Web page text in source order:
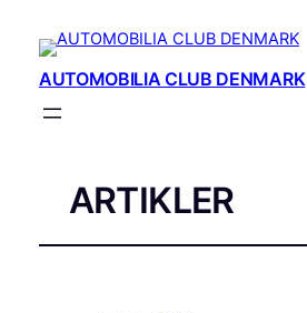
AUTOMOBILIA CLUB DENMARK
ARTIKLER